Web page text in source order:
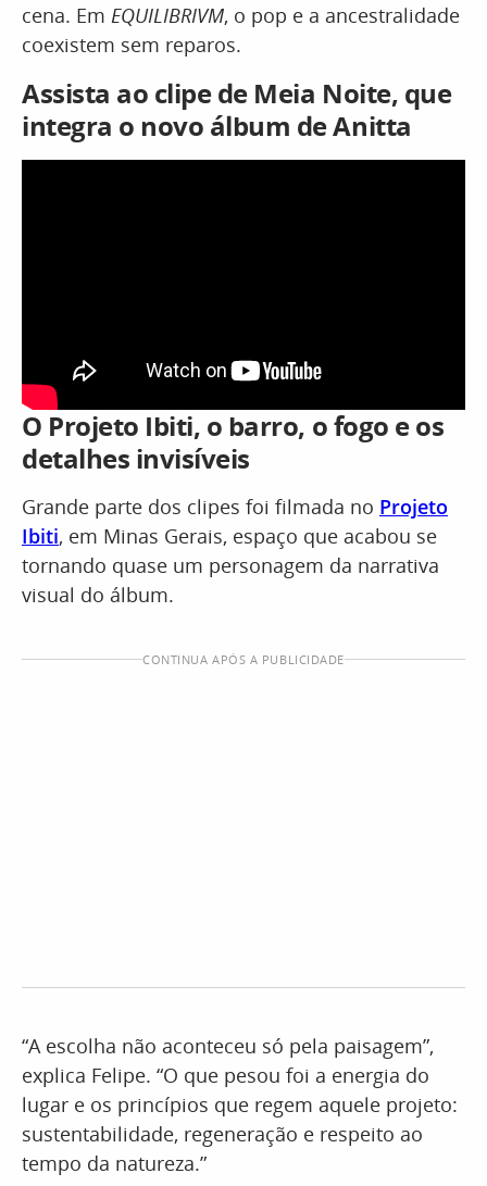
cena. Em EQUILIBRIVM, o pop e a ancestralidade
coexistem sem reparos.
Assista ao clipe de Meia Noite, que
integra o novo álbum de Anitta
O Projeto Ibiti, o barro, o fogo e os
detalhes invisíveis
Grande parte dos clipes foi filmada no Projeto
Ibiti, em Minas Gerais, espaço que acabou se
tornando quase um personagem da narrativa
visual do álbum.
CONTINUA APÓS A PUBLICIDADE
“A escolha não aconteceu só pela paisagem”,
explica Felipe. “O que pesou foi a energia do
lugar e os princípios que regem aquele projeto:
sustentabilidade, regeneração e respeito ao
tempo da natureza.”